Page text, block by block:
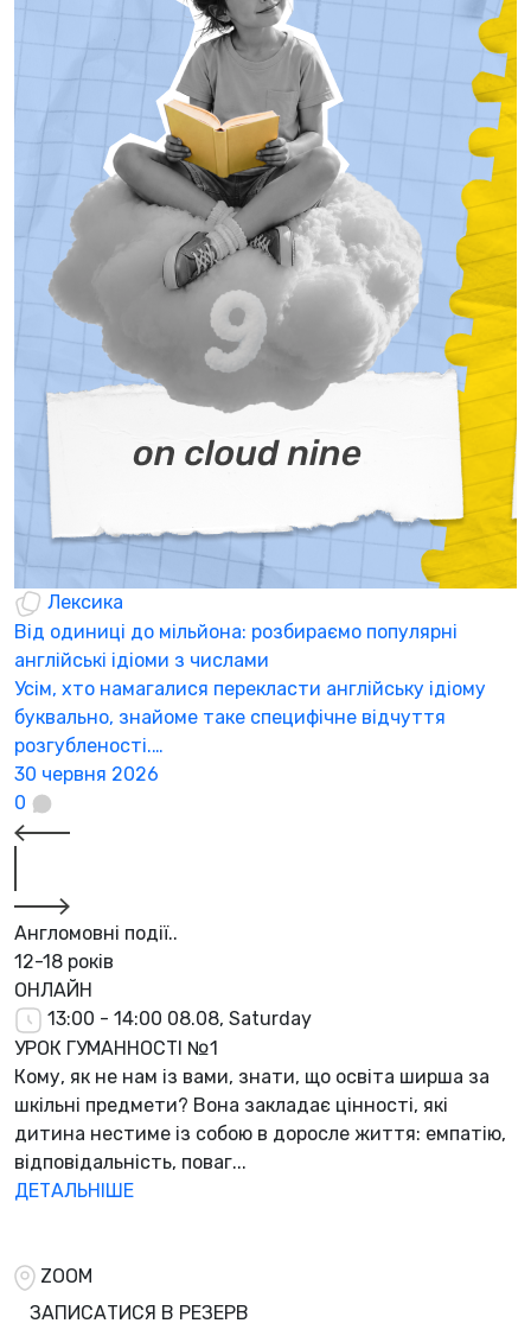
Лексика
Від одиниці до мільйона: розбираємо популярні
англійські ідіоми з числами
Усім, хто намагалися перекласти англійську ідіому
буквально, знайоме таке специфічне відчуття
розгубленості.…
30 червня 2026
0
Англомовні події..
12-18 років
ОНЛАЙН
13:00 - 14:00 08.08, Saturday
УРОК ГУМАННОСТІ №1
Кому, як не нам із вами, знати, що освіта ширша за
шкільні предмети? Вона закладає цінності, які
дитина нестиме із собою в доросле життя: емпатію,
відповідальність, поваг...
ДЕТАЛЬНІШЕ
ZOOM
ЗАПИСАТИСЯ В РЕЗЕРВ